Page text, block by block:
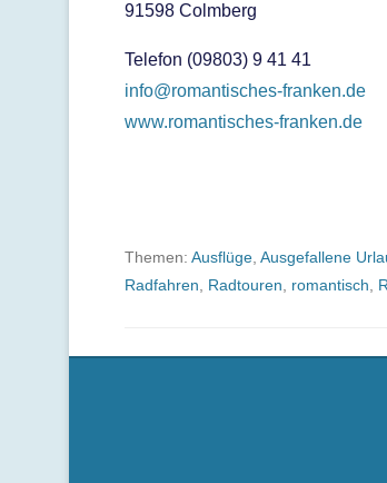
91598 Colmberg
Telefon (09803) 9 41 41
info@romantisches-franken.de
www.romantisches-franken.de
Themen: Ausflüge Ausgefallene
Radfahren
Radtouren romantisch